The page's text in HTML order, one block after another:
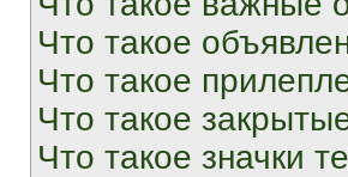
Что такое
Что такое
Что такое
Что такое значки